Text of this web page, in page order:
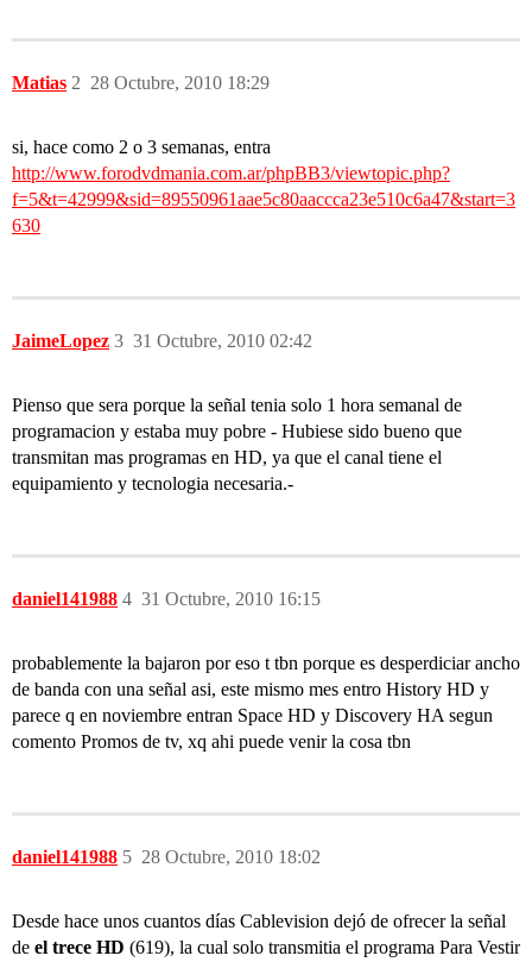
Matias 28 Octubre, 2010 18:29
2
si, hace como 2 o 3 semanas, entra
http://www.forodvdmania.com.ar/phpBB3/viewtopic.php?
f=5&t=42999&sid=89550961aae5c80aaccca23e510c6a47&start=3
630
JaimeLopez 31 Octubre, 2010 02:42
3
Pienso que sera porque la señal tenia solo 1 hora semanal de
programacion y estaba muy pobre - Hubiese sido bueno que
transmitan mas programas en HD, ya que el canal tiene el
equipamiento y tecnologia necesaria.-
daniel141988 31 Octubre, 2010 16:15
4
probablemente la bajaron por eso t tbn porque es desperdiciar ancho
de banda con una señal asi, este mismo mes entro History HD y
parece q en noviembre entran Space HD y Discovery HA segun
comento Promos de tv, xq ahi puede venir la cosa tbn
daniel141988 28 Octubre, 2010 18:02
5
Desde hace unos cuantos días Cablevision dejó de ofrecer la señal
de el trece HD (619), la cual solo transmitia el programa Para Vestir